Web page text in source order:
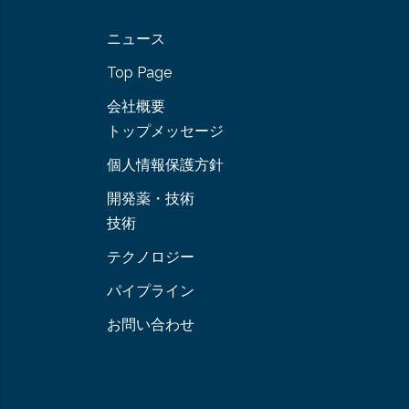
ニュース
Top Page
会社概要
トップメッセージ
個人情報保護方針
開発薬・技術
技術
テクノロジー
パイプライン
お問い合わせ